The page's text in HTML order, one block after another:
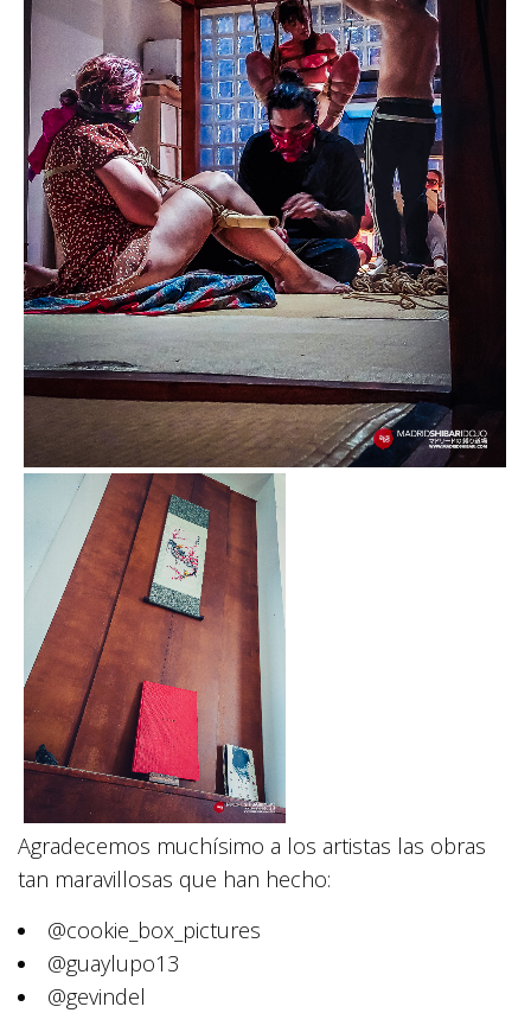
Agradecemos muchísimo a los artistas las obras
tan maravillosas que han hecho:
@cookie_box_pictures
@guaylupo13
@gevindel